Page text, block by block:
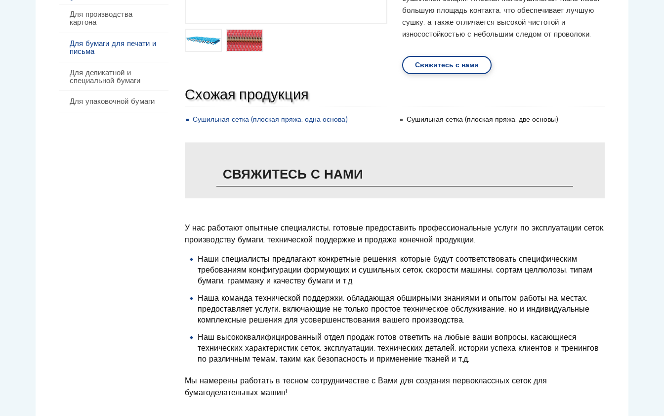
большую площадь контакта, что обеспечивает лучшую
сушку, а также отличается высокой чистотой и
износостойкостью с небольшим следом от проволоки.
Свяжитесь с нами
Схожая продукция
Сушильная сетка (плоская пряжа, одна основа) Сушильная сетка (плоская пряжа, две основы)
СВЯЖИТЕСЬ С НАМИ
У нас работают опытные специалисты, готовые предоставить профессиональные услуги по эксплуатации сеток,
производству бумаги, технической поддержке и продаже конечной продукции.
Наши специалисты предлагают конкретные решения, которые будут соответствовать специфическим
требованиям конфигурации формующих и сушильных сеток, скорости машины, сортам целлюлозы, типам
бумаги, граммажу и качеству бумаги и т.д.
Наша команда технической поддержки, обладающая обширными знаниями и опытом работы на местах,
предоставляет услуги, включающие не только простое техническое обслуживание, но и индивидуальные
комплексные решения для усовершенствования вашего производства.
Наш высококвалифицированный отдел продаж готов ответить на любые ваши вопросы, касающиеся
технических характеристик сеток, эксплуатации, технических деталей, истории успеха клиентов и тренингов
по различным темам, таким как безопасность и применение тканей и т.д.
Мы намерены работать в тесном сотрудничестве с Вами для создания первоклассных сеток для
бумагоделательных машин!
Для производства
картона
Для бумаги для печати и
письма
Для деликатной и
специальной бумаги
Для упаковочной бумаги